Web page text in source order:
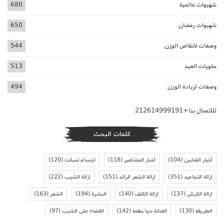
شهيوات عالمية 680
شهيوات رمضان 650
وصفات لانقاص الوزن 544
حلويات العيد 513
وصفات لزيادة الوزن 494
للاتصال بنا+212614999191
كلمات البحث
أخبار الفنانين(104) أخبار المشاهير (118) ابتسام تسكت(120)
ازالة التجاعيد(351) ازالة الشعر الزائد(151) ازالة الشيب(222)
ازالة الكرش(137) ازالة الكلف(140) البشرة(194) الشعر (163)
الطريقة(130) الفنانة دنيا بطمة(142) القضاء على الشيب(97)